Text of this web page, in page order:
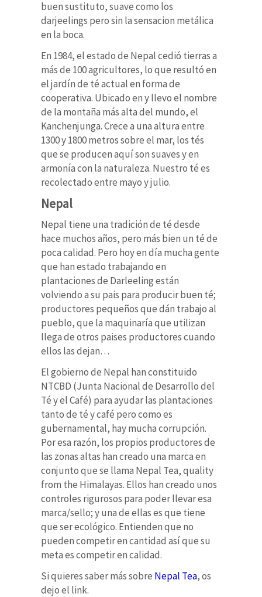
buen sustituto, suave como los
darjeelings pero sin la sensacion metálica
en la boca.
En 1984, el estado de Nepal cedió tierras a
más de 100 agricultores, lo que resultó en
el jardín de té actual en forma de
cooperativa. Ubicado en y llevo el nombre
de la montaña más alta del mundo, el
Kanchenjunga. Crece a una altura entre
1300 y 1800 metros sobre el mar, los tés
que se producen aquí son suaves y en
armonía con la naturaleza. Nuestro té es
recolectado entre mayo y julio.
Nepal
Nepal tiene una tradición de té desde
hace muchos años, pero más bien un té de
poca calidad. Pero hoy en día mucha gente
que han estado trabajando en
plantaciones de Darleeling están
volviendo a su pais para producir buen té;
productores pequeños que dán trabajo al
pueblo, que la maquinaría que utilizan
llega de otros paises productores cuando
ellos las dejan…
El gobierno de Nepal han constituido
NTCBD (Junta Nacional de Desarrollo del
Té y el Café) para ayudar las plantaciones
tanto de té y café pero como es
gubernamental, hay mucha corrupción.
Por esa razón, los propios productores de
las zonas altas han creado una marca en
conjunto que se llama Nepal Tea, quality
from the Himalayas. Ellos han creado unos
controles rigurosos para poder llevar esa
marca/sello; y una de ellas es que tiene
que ser ecológico. Entienden que no
pueden competir en cantidad así que su
meta es competir en calidad.
Si quieres saber más sobre Nepal Tea, os
dejo el link.